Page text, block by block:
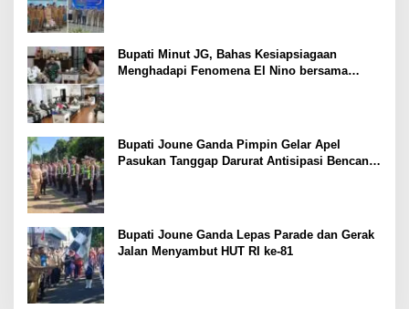
Bupati Minut JG, Bahas Kesiapsiagaan
Menghadapi Fenomena El Nino bersama
Bupati Joune Ganda Pimpin Gelar Apel
Pasukan Tanggap Darurat Antisipasi Bencana
Bupati Joune Ganda Lepas Parade dan Gerak
Jalan Menyambut HUT RI ke-81